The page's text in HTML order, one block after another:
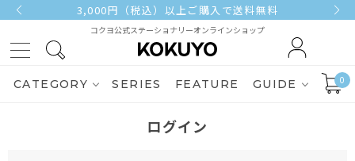
3,000円（税込）以上ご購入で送料無料
コクヨ公式ステーショナリーオンラインショップ
CATEGORY SERIES FEATURE GUIDE 0
ログイン